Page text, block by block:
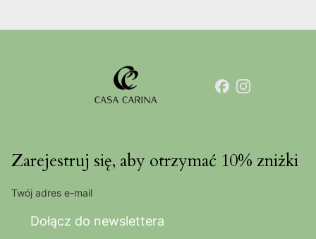
Zarejestruj się, aby otrzymać 10% zniżki
Twój adres e-mail
Dołącz do newslettera